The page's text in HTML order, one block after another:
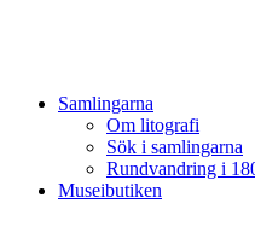
Samlingarna
Om litografi
Sök i samlingarna
Rundvandring i
Museibutiken